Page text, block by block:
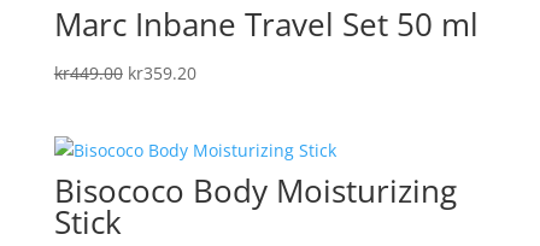
Marc Inbane Travel Set 50 ml
kr449.00 Det
var:
kr449.00.
kr359.20Det
är:
kr359.20.
Bisococo Body Moisturizing
Stick